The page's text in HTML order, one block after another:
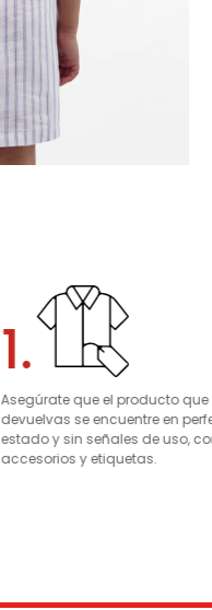
1.
Asegúrate que el producto que
devuelvas se encuentre en
estado y sin señales de uso,
accesorios y etiquetas.